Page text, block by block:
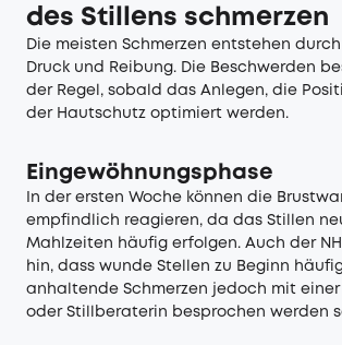
des Stillens schmerzen
Die meisten Schmerzen entstehen
Druck und Reibung. Die Beschwerden
der Regel, sobald das Anlegen, die
der Hautschutz optimiert werden.
Eingewöhnungsphase
In der ersten Woche können die
empfindlich reagieren, da das Stillen
Mahlzeiten häufig erfolgen. Auch der
hin, dass wunde Stellen zu Beginn
anhaltende Schmerzen jedoch mit einer
oder Stillberaterin besprochen werden